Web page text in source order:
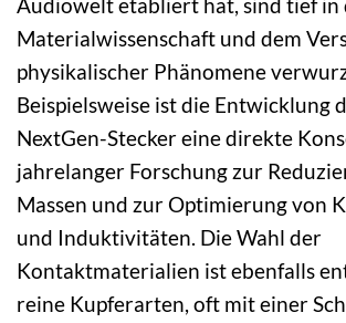
Audiowelt etabliert hat, sind tief in
Materialwissenschaft und dem
physikalischer Phänomene
Beispielsweise ist die Entwicklung
NextGen-Stecker eine direkte
jahrelanger Forschung zur
Massen und zur Optimierung von
und Induktivitäten. Die Wahl der
Kontaktmaterialien ist ebenfalls
reine Kupferarten, oft mit einer